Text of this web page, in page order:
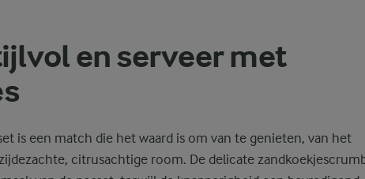
en serveer met
is een match die het waard is om van te genieten, van het
citrusachtige room. De delicate